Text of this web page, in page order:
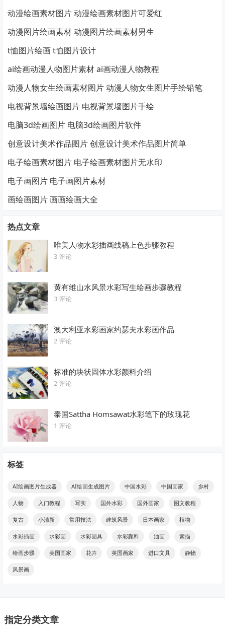
动漫绘画素材图片 动漫绘画素材图片可爱红
动漫图片绘画素材 动漫图片绘画素材男生
t恤图片绘画 t恤图片设计
ai绘画动漫人物图片素材 ai画动漫人物教程
动漫人物女生绘画素材图片 动漫人物女生图片手绘铅笔
电视背景墙绘画图片 电视背景墙图片手绘
电脑3d绘画图片 电脑3d绘画图片软件
创意设计美术作品图片 创意设计美术作品图片简单
电子绘画素材图片 电子绘画素材图片无水印
电子画图片 电子画图片素材
画绘画图片 画画绘画大全
热点文章
唯美人物水彩插画线稿上色步骤教程
3 评论
黄有维山水风景水彩写生绘画步骤教程
3 评论
澳大利亚水彩画家约瑟夫水彩画作品
2 评论
标准的块状固体水彩颜料介绍
2 评论
泰国Sattha Homsawat水彩笔下的玫瑰花
1 评论
标签
AI绘画图片生成器 AI绘画生成图片 中国水彩 中国画家 乡村
人物 入门教程 写实 国外水彩 国外画家 图文教程
复古 小清新 常用技法 建筑风景 日本画家 植物
水彩插画 水彩画 水彩画具 水彩颜料 油画 素描
绘画步骤 美国画家 花卉 英国画家 进口文具 静物
风景画
指定分类文章